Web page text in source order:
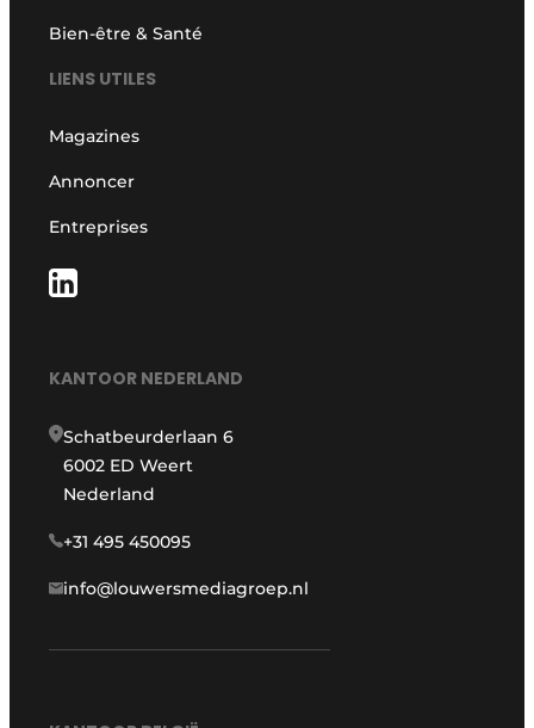
Bien-être & Santé
LIENS UTILES
Magazines
Annoncer
Entreprises
KANTOOR NEDERLAND
Schatbeurderlaan 6
6002 ED Weert
Nederland
+31 495 450095
info@louwersmediagroep.nl